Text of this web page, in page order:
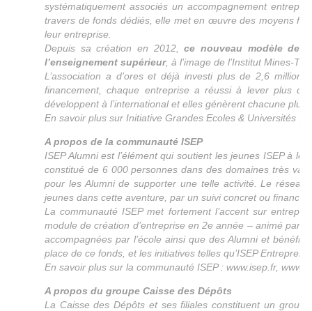
systématiquement associés un accompagnement
travers de fonds dédiés, elle met en œuvre des moyens
leur entreprise.
Depuis sa création en 2012,ce nouveau modèle de
l’enseignement supérieur, à l’image de l’Institut Mines-
L’association a d’ores et déjà investi plus de 2,6
financement, chaque entreprise a réussi à lever plus
développent à l’international et elles génèrent chacune
En savoir plus sur Initiative Grandes Ecoles & Universités :
A propos de la communauté ISEP
ISEP Alumni est l’élément qui soutient les jeunes ISEP à
constitué de 6 000 personnes dans des domaines très
pour les Alumni de supporter une telle activité. Le
jeunes dans cette aventure, par un suivi concret ou financier.
La communauté ISEP met fortement l’accent sur
module de création d’entreprise en 2e année – animé par
accompagnées par l’école ainsi que des Alumni et
place de ce fonds, et les initiatives telles qu’ISEP
En savoir plus sur la communauté ISEP : www.isep.fr,
A propos du groupe Caisse des Dépôts
La Caisse des Dépôts et ses filiales constituent un